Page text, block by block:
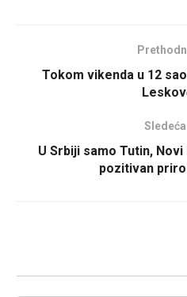
Tokom vikenda u 12
U Srbiji samo Tutin,
pozitivan